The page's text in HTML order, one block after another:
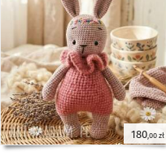
180,00 zł